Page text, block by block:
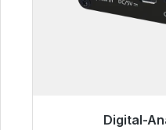
Digital-